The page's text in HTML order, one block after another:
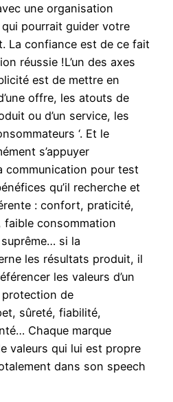
une organisation
pourrait guider votre
La confiance est de ce fait
réussie !L’un des axes
est de mettre en
offre, les atouts de
ou d’un service, les
‘. Et le
s’appuyer
communication pour test
qu’il recherche et
: confort, praticité,
faible consommation
si la
les résultats produit, il
les valeurs d’un
de
sûreté, fiabilité,
Chaque marque
valeurs qui lui est propre
dans son speech